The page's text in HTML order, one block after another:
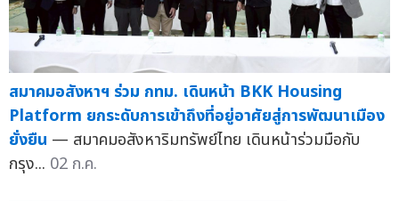
สมาคมอสังหาฯ ร่วม กทม. เดินหน้า BKK Housing
Platform ยกระดับการเข้าถึงที่อยู่อาศัยสู่การพัฒนาเมือง
ยั่งยืน — สมาคมอสังหาริมทรัพย์ไทย เดินหน้าร่วมมือกับ
กรุง... 02 ก.ค.